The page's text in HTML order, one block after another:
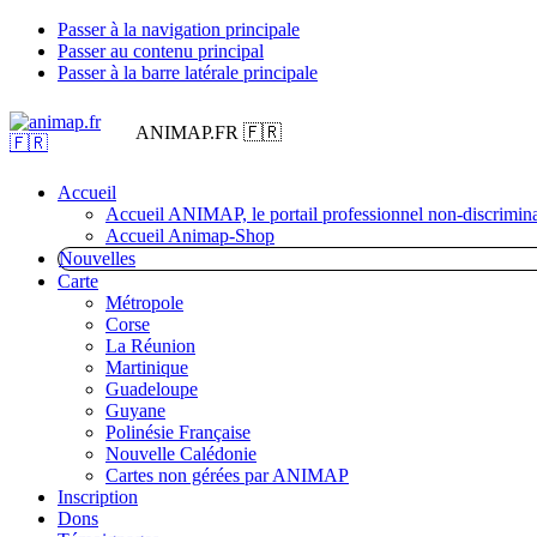
Passer à la navigation principale
Passer au contenu principal
Passer à la barre latérale principale
ANIMAP.FR 🇫🇷
Accueil
Accueil ANIMAP, le portail professionnel non-
Accueil Animap-Shop
Nouvelles
Carte
Métropole
Corse
La Réunion
Martinique
Guadeloupe
Guyane
Polinésie Française
Nouvelle Calédonie
Cartes non gérées par ANIMAP
Inscription
Dons